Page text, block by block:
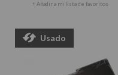
+ Añadir a mi lista de favoritos
Usado